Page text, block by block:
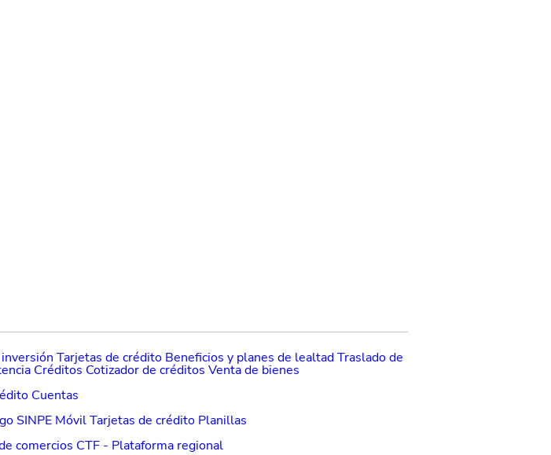
Tarjetas de crédito Beneficios y planes de lealtadTraslado de
Créditos Cotizador de créditos Venta de bienes
Cuentas
SINPE MóvilTarjetas de crédito Planillas
comercios CTF - Plataforma regional